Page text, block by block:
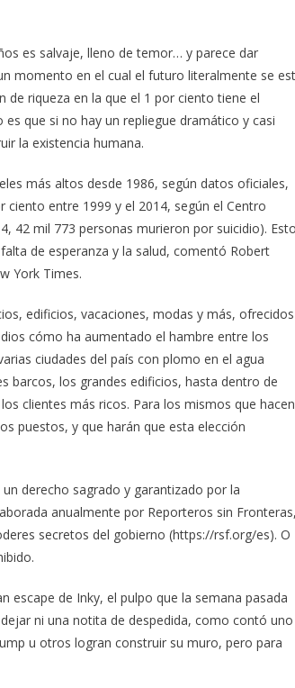
es salvaje, lleno de temor… y parece dar
momento en el cual el futuro literalmente se
riqueza en la que el 1 por ciento tiene el
que si no hay un repliegue dramático y casi
la existencia humana.
más altos desde 1986, según datos oficiales,
entre 1999 y el 2014, según el Centro
42 mil 773 personas murieron por suicidio).
de esperanza y la salud, comentó Robert
York Times.
edificios, vacaciones, modas y más, ofrecidos
cómo ha aumentado el hambre entre los
ciudades del país con plomo en el agua
barcos, los grandes edificios, hasta dentro de
clientes más ricos. Para los mismos que hacen
puestos, y que harán que esta elección
derecho sagrado y garantizado por la
anualmente por Reporteros sin
secretos del gobierno (https://rsf.org/es). O
escape de Inky, el pulpo que la semana pasada
ni una notita de despedida, como contó uno
u otros logran construir su muro, pero para